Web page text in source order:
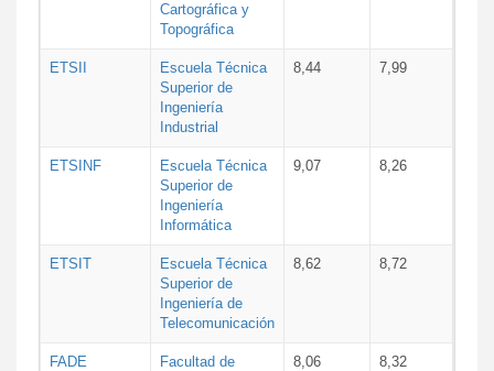
Cartográfica y
Topográfica
ETSII
Escuela Técnica
Superior de
Ingeniería
Industrial
8,44 7,99
ETSINF
Escuela Técnica
Superior de
Ingeniería
Informática
9,07 8,26
ETSIT
Escuela Técnica
Superior de
Ingeniería de
Telecomunicación
8,62 8,72
FADE
Facultad de
8,06 8,32